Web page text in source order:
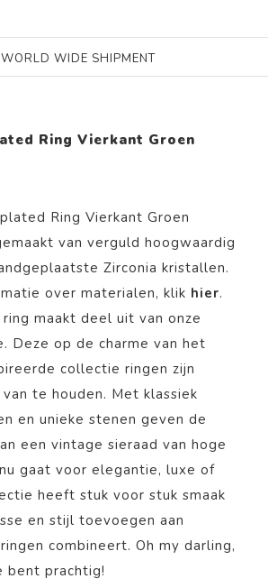
WORLD WIDE SHIPMENT
Ring Vierkant Groen
Ring Vierkant Groen
van verguld hoogwaardig
Zirconia kristallen.
over materialen, klik hier.
maakt deel uit van onze
Deze op de charme van het
collectie ringen zijn
te houden. Met klassiek
en unieke stenen geven de
een vintage sieraad van hoge
gaat voor elegantie, luxe of
heeft stuk voor stuk smaak
en stijl toevoegen aan
combineert. Oh my darling,
bent prachtig!